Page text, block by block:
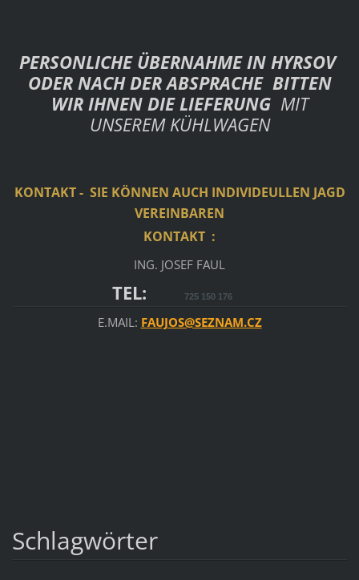
PERSONLICHE ÜBERNAHME IN HYRSOV
ODER NACH DER ABSPRACHE BITTEN
WIR IHNEN DIE LIEFERUNG MIT
UNSEREM KÜHLWAGEN
KONTAKT - SIE KÖNNEN AUCH INDIVIDEULLEN JAGD
VEREINBAREN
KONTAKT :
ING. JOSEF FAUL
TEL: 725 150 176
E.MAIL: FAUJOS@SEZNAM.CZ
Schlagwörter